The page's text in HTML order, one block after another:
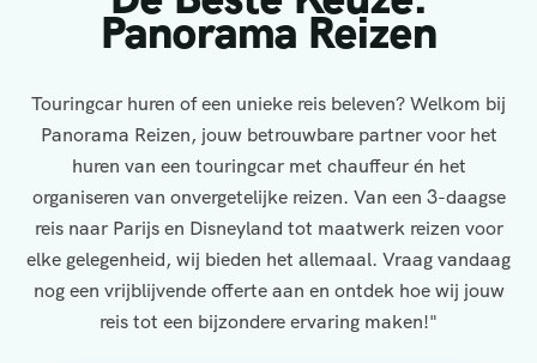
Panorama Reizen
Touringcar huren of een unieke reis beleven? Welkom bij
Panorama Reizen, jouw betrouwbare partner voor het
huren van een touringcar met chauffeur én het
organiseren van onvergetelijke reizen. Van een 3-daagse
reis naar Parijs en Disneyland tot maatwerk reizen voor
elke gelegenheid, wij bieden het allemaal. Vraag vandaag
nog een vrijblijvende offerte aan en ontdek hoe wij jouw
reis tot een bijzondere ervaring maken!"